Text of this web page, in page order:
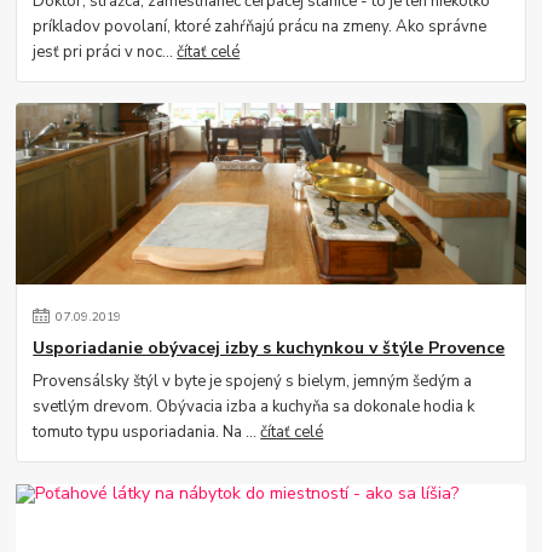
príkladov povolaní, ktoré zahŕňajú prácu na zmeny. Ako správne
jesť pri práci v noc...čítať celé
07.09.2019
Usporiadanie obývacej izby s kuchynkou v štýle Provence
Provensálsky štýl v byte je spojený s bielym, jemným šedým a
svetlým drevom. Obývacia izba a kuchyňa sa dokonale hodia k
tomuto typu usporiadania. Na ...čítať celé